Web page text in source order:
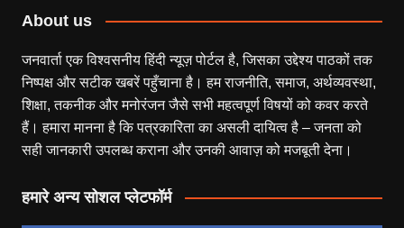
About us
जनवार्ता एक विश्वसनीय हिंदी न्यूज़ पोर्टल है, जिसका उद्देश्य पाठकों तक
निष्पक्ष और सटीक खबरें पहुँचाना है। हम राजनीति, समाज, अर्थव्यवस्था,
शिक्षा, तकनीक और मनोरंजन जैसे सभी महत्वपूर्ण विषयों को कवर करते
हैं। हमारा मानना है कि पत्रकारिता का असली दायित्व है – जनता को
सही जानकारी उपलब्ध कराना और उनकी आवाज़ को मजबूती देना।
हमारे अन्य सोशल प्लेटफॉर्म